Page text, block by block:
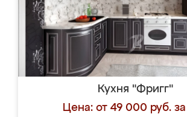
Кухня "Фригг"
Цена: от 49 000 руб.